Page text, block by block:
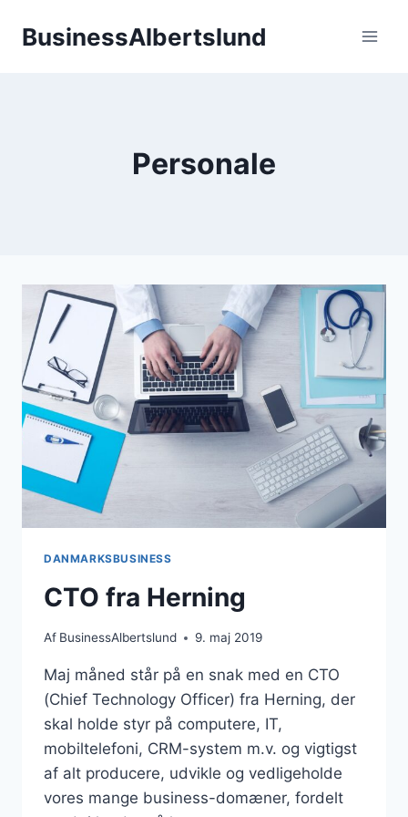
BusinessAlbertslund
Personale
DANMARKSBUSINESS
CTO fra Herning
Af BusinessAlbertslund 9. maj 2019
Maj måned står på en snak med en CTO
(Chief Technology Officer) fra Herning, der
skal holde styr på computere, IT,
mobiltelefoni, CRM-system m.v. og vigtigst
af alt producere, udvikle og vedligeholde
vores mange business-domæner, fordelt